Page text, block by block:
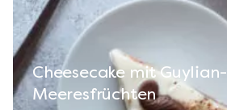
Cheesecake mit Guylian-
Meeresfrüchten